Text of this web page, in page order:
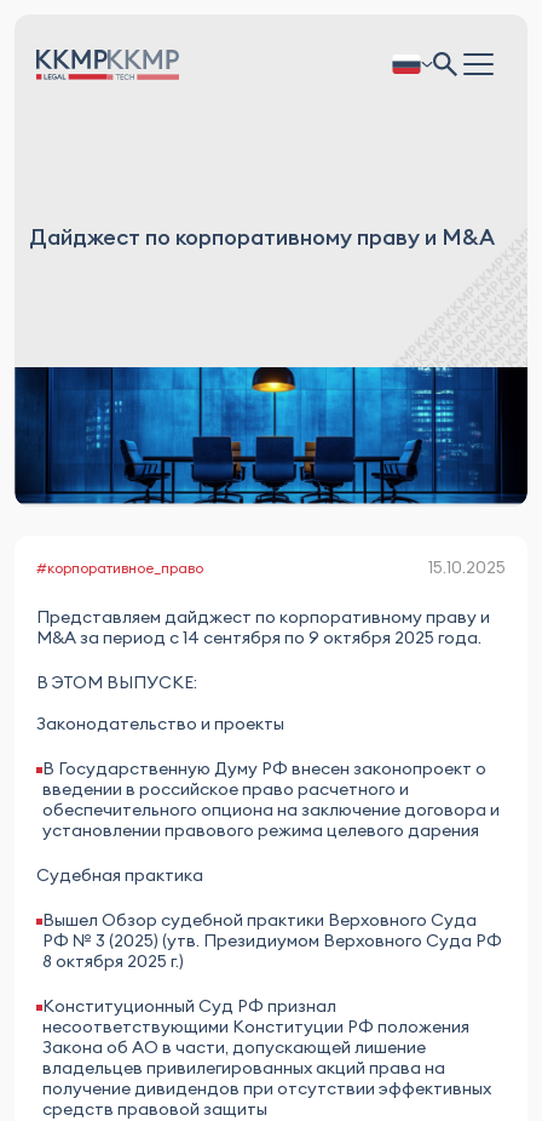
Дайджест по корпоративному праву и M&A
#корпоративное_право 15.10.2025
Представляем дайджест по корпоративному праву и
M&A за период с 14 сентября по 9 октября 2025 года.
В ЭТОМ ВЫПУСКЕ:
Законодательство и проекты
В Государственную Думу РФ внесен законопроект о
введении в российское право расчетного и
обеспечительного опциона на заключение договора и
установлении правового режима целевого дарения
Судебная практика
Вышел Обзор судебной практики Верховного Суда
РФ № 3 (2025) (утв. Президиумом Верховного Суда РФ
8 октября 2025 г.)
Конституционный Суд РФ признал
несоответствующими Конституции РФ положения
Закона об АО в части, допускающей лишение
владельцев привилегированных акций права на
получение дивидендов при отсутствии эффективных
средств правовой защиты